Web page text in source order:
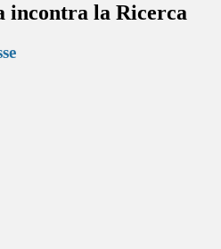
incontra la Ricerca